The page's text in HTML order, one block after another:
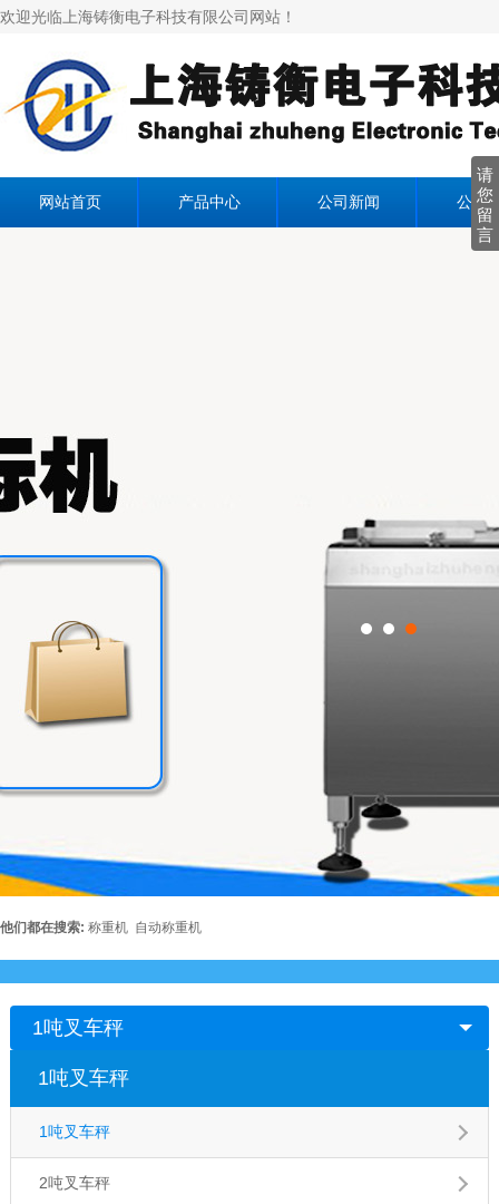
欢迎光临上海铸衡电子科技有限公司网站！
网站首页 产品中心 公司新闻 公司
他们都在搜索: 称重机 自动称重机
1吨叉车秤
1吨叉车秤
1吨叉车秤
2吨叉车秤
请
您
留
言